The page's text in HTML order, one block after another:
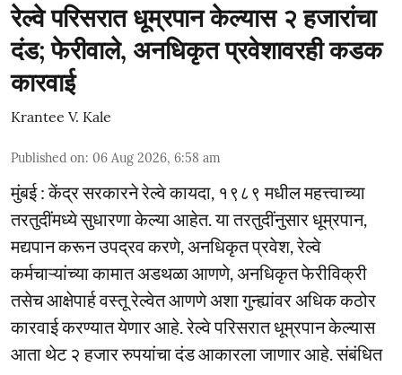
रेल्वे परिसरात धूम्रपान केल्यास २ हजारांचा
दंड; फेरीवाले, अनधिकृत प्रवेशावरही कडक
कारवाई
Krantee V. Kale
Published on: 06 Aug 2026, 6:58 am
मुंबई : केंद्र सरकारने रेल्वे कायदा, १९८९ मधील महत्त्वाच्या
तरतुदींमध्ये सुधारणा केल्या आहेत. या तरतुदींनुसार धूम्रपान,
मद्यपान करून उपद्रव करणे, अनधिकृत प्रवेश, रेल्वे
कर्मचाऱ्यांच्या कामात अडथळा आणणे, अनधिकृत फेरीविक्री
तसेच आक्षेपार्ह वस्तू रेल्वेत आणणे अशा गुन्ह्यांवर अधिक कठोर
कारवाई करण्यात येणार आहे. रेल्वे परिसरात धूम्रपान केल्यास
आता थेट २ हजार रुपयांचा दंड आकारला जाणार आहे. संबंधित